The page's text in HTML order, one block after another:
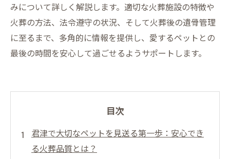
みについて詳しく解説します。適切な火葬施設の特徴や
火葬の方法、法令遵守の状況、そして火葬後の遺骨管理
に至るまで、多角的に情報を提供し、愛するペットとの
最後の時間を安心して過ごせるようサポートします。
目次
君津で大切なペットを見送る第一歩：安心でき
る火葬品質とは？